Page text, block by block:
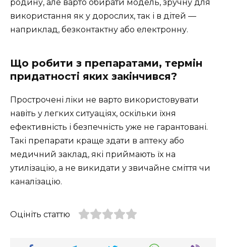
родину, але варто обирати модель, зручну для
використання як у дорослих, так і в дітей —
наприклад, безконтактну або електронну.
Що робити з препаратами, термін
придатності яких закінчився?
Прострочені ліки не варто використовувати
навіть у легких ситуаціях, оскільки їхня
ефективність і безпечність уже не гарантовані.
Такі препарати краще здати в аптеку або
медичний заклад, які приймають їх на
утилізацію, а не викидати у звичайне сміття чи
каналізацію.
Оцініть статтю